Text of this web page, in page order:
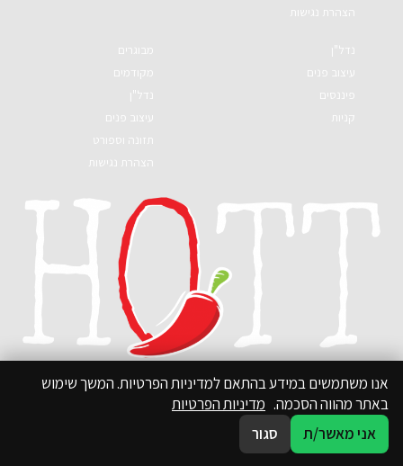
הצהרת נגישות
נדל"ן
עיצוב פנים
פיננסים
קניות
מבוגרים
מקודמים
נדל"ן
עיצוב פנים
תזונה וספורט
הצהרת נגישות
אנו משתמשים במידע בהתאם למדיניות הפרטיות. המשך שימוש
באתר מהווה הסכמה. מדיניות הפרטיות
אני מאשר/ת
סגור